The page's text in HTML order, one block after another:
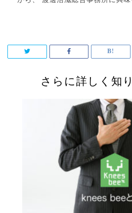
さらに詳しく知